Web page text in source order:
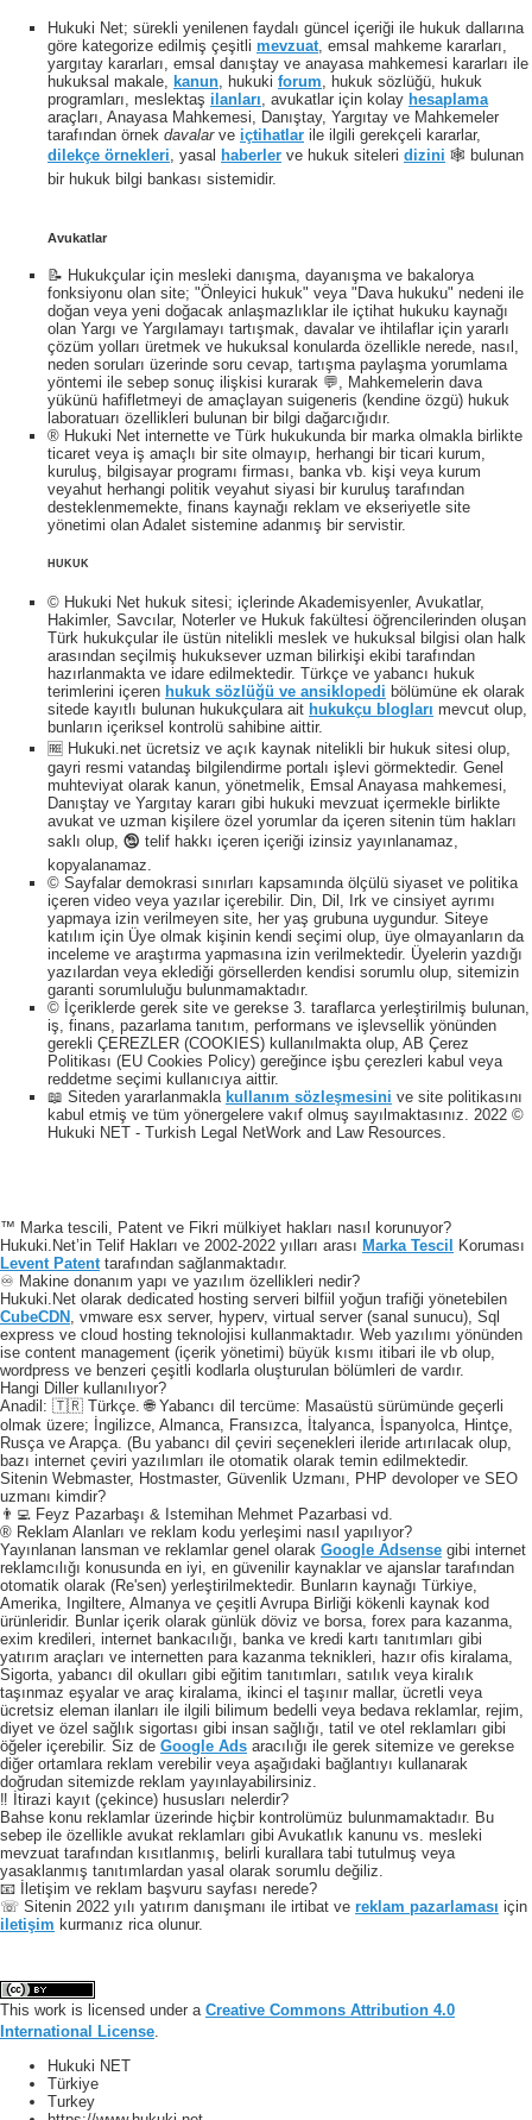
Hukuki Net; sürekli yenilenen faydalı güncel içeriği ile hukuk dallarına
göre kategorize edilmiş çeşitli mevzuat , emsal mahkeme kararları,
yargıtay kararları, emsal danıştay ve anayasa mahkemesi kararları ile
hukuksal makale,
kanun , hukuki forum , hukuk sözlüğü, hukuk
programları, meslektaş ilanları , avukatlar için kolay hesaplama
araçları, Anayasa Mahkemesi, Danıştay, Yargıtay ve Mahkemeler
tarafından örnek davalarve içtihatlar ile ilgili gerekçeli kararlar,
dilekçe örnekleri , yasal haberler ve hukuk siteleri dizini 🕸 bulunan
bir hukuk bilgi bankası sistemidir.
Avukatlar
📝 Hukukçular için mesleki danışma, dayanışma ve bakalorya
fonksiyonu olan site; "Önleyici hukuk" veya "Dava hukuku" nedeni ile
doğan veya yeni doğacak anlaşmazlıklar ile içtihat hukuku kaynağı
olan Yargı ve Yargılamayı tartışmak, davalar ve ihtilaflar için yararlı
çözüm yolları üretmek ve hukuksal konularda özellikle nerede, nasıl,
neden soruları üzerinde soru cevap, tartışma paylaşma yorumlama
yöntemi ile sebep sonuç ilişkisi kurarak 💬, Mahkemelerin dava
yükünü hafifletmeyi de amaçlayan suigeneris (kendine özgü) hukuk
laboratuarı özellikleri bulunan bir bilgi dağarcığıdır.
® Hukuki Net internette ve Türk hukukunda bir marka olmakla birlikte
ticaret veya iş amaçlı bir site olmayıp, herhangi bir ticari kurum,
kuruluş, bilgisayar programı firması, banka vb. kişi veya kurum
veyahut herhangi politik veyahut siyasi bir kuruluş tarafından
desteklenmemekte, finans kaynağı reklam ve ekseriyetle site
yönetimi olan Adalet sistemine adanmış bir servistir.
HUKUK
© Hukuki Net hukuk sitesi; içlerinde Akademisyenler, Avukatlar,
Hakimler, Savcılar, Noterler ve Hukuk fakültesi öğrencilerinden oluşan
Türk hukukçular ile üstün nitelikli meslek ve hukuksal bilgisi olan halk
arasından seçilmiş hukuksever uzman bilirkişi ekibi tarafından
hazırlanmakta ve idare edilmektedir. Türkçe ve yabancı hukuk
terimlerini içeren hukuk sözlüğü ve ansiklopedi bölümüne ek olarak
sitede kayıtlı bulunan hukukçulara ait hukukçu blogları mevcut olup,
bunların içeriksel kontrolü sahibine aittir.
🆓 Hukuki.net ücretsiz ve açık kaynak nitelikli bir hukuk sitesi olup,
gayri resmi vatandaş bilgilendirme portalı işlevi görmektedir. Genel
muhteviyat olarak kanun, yönetmelik, Emsal Anayasa mahkemesi,
Danıştay ve Yargıtay kararı gibi hukuki mevzuat içermekle birlikte
avukat ve uzman kişilere özel yorumlar da içeren sitenin tüm hakları
saklı olup, 🕲 telif hakkı içeren içeriği izinsiz yayınlanamaz,
kopyalanamaz.
© Sayfalar demokrasi sınırları kapsamında ölçülü siyaset ve politika
içeren video veya yazılar içerebilir. Din, Dil, Irk ve cinsiyet ayrımı
yapmaya izin verilmeyen site, her yaş grubuna uygundur. Siteye
katılım için Üye olmak kişinin kendi seçimi olup, üye olmayanların da
inceleme ve araştırma yapmasına izin verilmektedir. Üyelerin yazdığı
yazılardan veya eklediği görsellerden kendisi sorumlu olup, sitemizin
garanti sorumluluğu bulunmamaktadır.
© İçeriklerde gerek site ve gerekse 3. taraflarca yerleştirilmiş bulunan,
iş, finans, pazarlama tanıtım, performans ve işlevsellik yönünden
gerekli ÇEREZLER (COOKIES) kullanılmakta olup, AB Çerez
Politikası (EU Cookies Policy) gereğince işbu çerezleri kabul veya
reddetme seçimi kullanıcıya aittir.
📖 Siteden yararlanmakla kullanım sözleşmesini ve site politikasını
kabul etmiş ve tüm yönergelere vakıf olmuş sayılmaktasınız. 2022 ©
Hukuki NET - Turkish Legal NetWork and Law Resources.
™ Marka tescili, Patent ve Fikri mülkiyet hakları nasıl korunuyor?
Hukuki.Net’in Telif Hakları ve 2002-2022 yılları arası Marka Tescil
Koruması
Levent Patenttarafından sağlanmaktadır.
♾️ Makine donanım yapı ve yazılım özellikleri nedir?
Hukuki.Net olarak dedicated hosting serveri bilfiil yoğun trafiği yönetebilen
CubeCDN , vmware esx server, hyperv, virtual server (sanal sunucu), Sql
express ve cloud hosting teknolojisi kullanmaktadır. Web yazılımı yönünden
ise content management (içerik yönetimi) büyük kısmı itibari ile vb olup,
wordpress ve benzeri çeşitli kodlarla oluşturulan bölümleri de vardır.
Hangi Diller kullanılıyor?
Anadil: 🇹🇷 Türkçe. 🌐 Yabancı dil tercüme: Masaüstü sürümünde geçerli
olmak üzere; İngilizce, Almanca, Fransızca, İtalyanca, İspanyolca, Hintçe,
Rusça ve Arapça. (Bu yabancı dil çeviri seçenekleri ileride artırılacak olup,
bazı internet çeviri yazılımları ile otomatik olarak temin edilmektedir.
Sitenin Webmaster, Hostmaster, Güvenlik Uzmanı, PHP devoloper ve SEO
uzmanı kimdir?
👨‍💻 Feyz Pazarbaşı & Istemihan Mehmet Pazarbasi vd.
® Reklam Alanları ve reklam kodu yerleşimi nasıl yapılıyor?
Yayınlanan lansman ve reklamlar genel olarak Google Adsense gibi internet
reklamcılığı konusunda en iyi, en güvenilir kaynaklar ve ajanslar tarafından
otomatik olarak (Re'sen) yerleştirilmektedir. Bunların kaynağı Türkiye,
Amerika, Ingiltere, Almanya ve çeşitli Avrupa Birliği kökenli kaynak kod
ürünleridir. Bunlar içerik olarak günlük döviz ve borsa, forex para kazanma,
exim kredileri, internet bankacılığı, banka ve kredi kartı tanıtımları gibi
yatırım araçları ve internetten para kazanma teknikleri, hazır ofis kiralama,
Sigorta, yabancı dil okulları gibi eğitim tanıtımları, satılık veya kiralık
taşınmaz eşyalar ve araç kiralama, ikinci el taşınır mallar, ücretli veya
ücretsiz eleman ilanları ile ilgili bilimum bedelli veya bedava reklamlar, rejim,
diyet ve özel sağlık sigortası gibi insan sağlığı, tatil ve otel reklamları gibi
öğeler içerebilir. Siz de Google Ads aracılığı ile gerek sitemize ve gerekse
diğer ortamlara reklam verebilir veya aşağıdaki bağlantıyı kullanarak
doğrudan sitemizde reklam yayınlayabilirsiniz.
‼️ İtirazi kayıt (çekince) hususları nelerdir?
Bahse konu reklamlar üzerinde hiçbir kontrolümüz bulunmamaktadır. Bu
sebep ile özellikle avukat reklamları gibi Avukatlık kanunu vs. mesleki
mevzuat tarafından kısıtlanmış, belirli kurallara tabi tutulmuş veya
yasaklanmış tanıtımlardan yasal olarak sorumlu değiliz.
📧 İletişim ve reklam başvuru sayfası nerede?
☏ Sitenin 2022 yılı yatırım danışmanı ile irtibat ve reklam pazarlaması için
iletişim kurmanız rica olunur.
This work is licensed under a Creative Commons Attribution 4.0
International License
Hukuki NET
Türkiye
Turkey